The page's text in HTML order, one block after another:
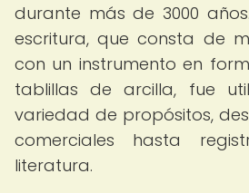
durante más de 3000
escritura, que consta de
con un instrumento en
tablillas de arcilla, fue
variedad de propósitos,
comerciales hasta
literatura.